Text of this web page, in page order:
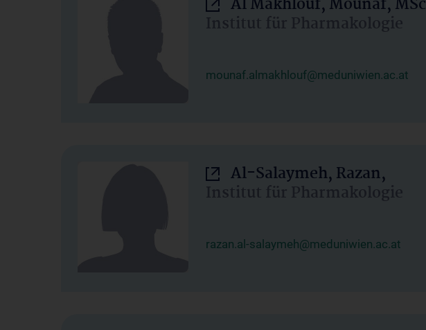
Institut für Pharmakologie
mounaf.almakhlouf@meduniwien.ac.at
Al-Salaymeh, Razan,
Institut für Pharmakologie
razan.al-salaymeh@meduniwien.ac.at